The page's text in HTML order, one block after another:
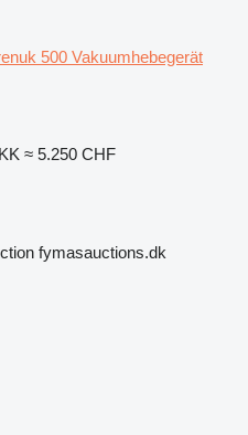
500 Vakuumhebegerät
≈ 5.250 CHF
fymasauctions.dk